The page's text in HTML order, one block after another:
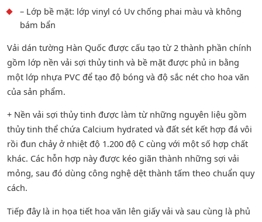
– Lớp bề mặt: lớp vinyl có Uv chống phai màu và không
bám bẩn
Vải dán tường Hàn Quốc được cấu tạo từ 2 thành phần chính
gồm lớp nền vải sợi thủy tinh và bề mặt được phủ in bằng
một lớp nhựa PVC để tạo độ bóng và độ sắc nét cho hoa văn
của sản phẩm.
+ Nền vải sợi thủy tinh được làm từ những nguyên liệu gồm
thủy tinh thể chứa Calcium hydrated và đất sét kết hợp đá vôi
rồi đun chảy ở nhiệt độ 1.200 độ C cùng với một số hợp chất
khác. Các hỗn hợp này được kéo giãn thành những sợi vải
mỏng, sau đó dùng công nghệ dệt thành tấm theo chuẩn quy
cách.
Tiếp đây là in họa tiết hoa văn lên giấy vải và sau cùng là phủ